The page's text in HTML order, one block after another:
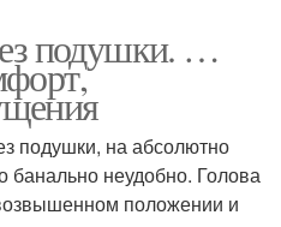
подушки. …
подушки, на абсолютно
банально неудобно. Голова
положении и